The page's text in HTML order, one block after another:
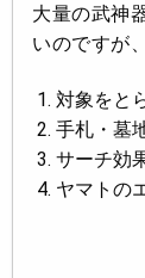
大量の武神
いのですが
対象をと
手札・墓
サーチ効
ヤマトの